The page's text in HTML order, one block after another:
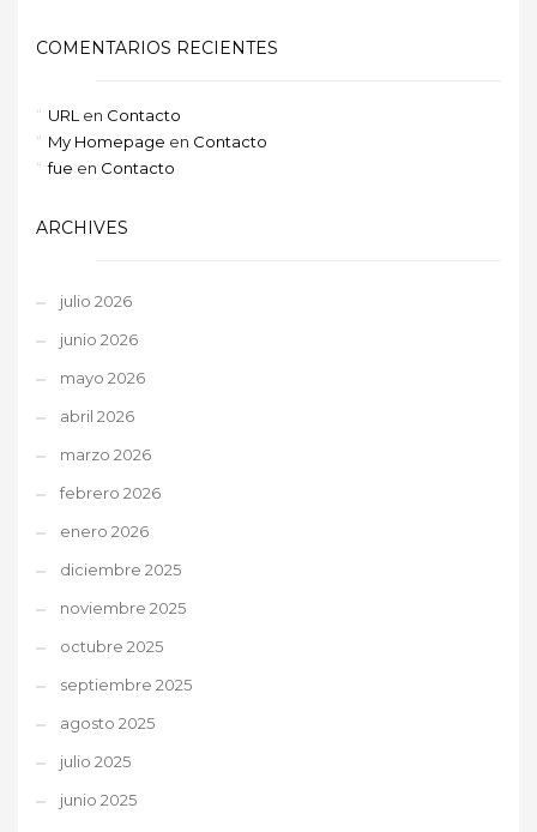
COMENTARIOS RECIENTES
URL en Contacto
My Homepage en Contacto
fue en Contacto
ARCHIVES
julio 2026
junio 2026
mayo 2026
abril 2026
marzo 2026
febrero 2026
enero 2026
diciembre 2025
noviembre 2025
octubre 2025
septiembre 2025
agosto 2025
julio 2025
junio 2025